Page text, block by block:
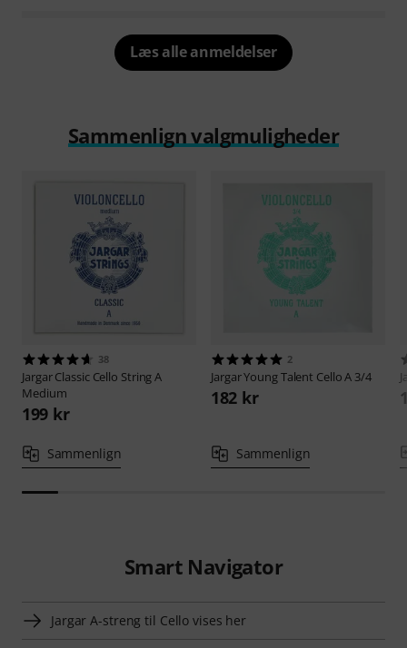
Læs alle anmeldelser
Sammenlign valgmuligheder
38
JargarClassic Cello String A
Medium
199 kr
Sammenlign
2
JargarYoung Talent Cello A 3/4
182 kr
Sammenlign
Smart Navigator
Jargar A-streng til Cello vises her